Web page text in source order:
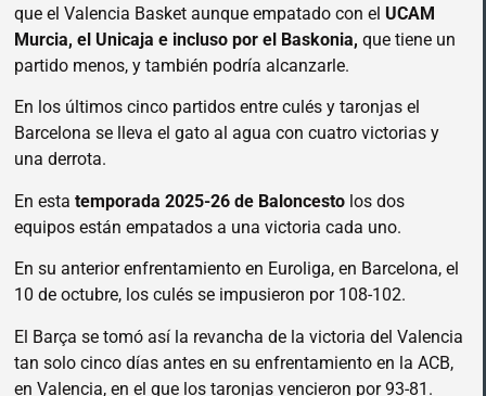
que el Valencia Basket aunque empatado con el UCAM
Murcia, el Unicaja e incluso por el Baskonia, que tiene un
partido menos, y también podría alcanzarle.
En los últimos cinco partidos entre culés y taronjas el
Barcelona se lleva el gato al agua con cuatro victorias y
una derrota.
En esta temporada 2025-26 de Baloncesto los dos
equipos están empatados a una victoria cada uno.
En su anterior enfrentamiento en Euroliga, en Barcelona, el
10 de octubre, los culés se impusieron por 108-102.
El Barça se tomó así la revancha de la victoria del Valencia
tan solo cinco días antes en su enfrentamiento en la ACB,
en Valencia, en el que los taronjas vencieron por 93-81.